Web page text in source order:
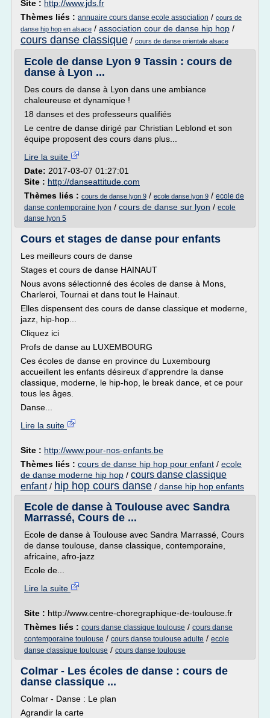
Site : http://www.jds.fr
Thèmes liés : annuaire cours danse ecole association / cours de
danse hip hop en alsace / association cour de danse hip hop /
cours danse classique / cours de danse orientale alsace
Ecole de danse Lyon 9 Tassin : cours de
danse à Lyon ...
Des cours de danse à Lyon dans une ambiance
chaleureuse et dynamique !
18 danses et des professeurs qualifiés
Le centre de danse dirigé par Christian Leblond et son
équipe proposent des cours dans plus...
Lire la suite
Date: 2017-03-07 01:27:01
Site : http://danseattitude.com
Thèmes liés : cours de danse lyon 9 / ecole danse lyon 9 / ecole de
danse contemporaine lyon / cours de danse sur lyon / ecole
danse lyon 5
Cours et stages de danse pour enfants
Les meilleurs cours de danse
Stages et cours de danse HAINAUT
Nous avons sélectionné des écoles de danse à Mons,
Charleroi, Tournai et dans tout le Hainaut.
Elles dispensent des cours de danse classique et moderne,
jazz, hip-hop...
Cliquez ici
Profs de danse au LUXEMBOURG
Ces écoles de danse en province du Luxembourg
accueillent les enfants désireux d'apprendre la danse
classique, moderne, le hip-hop, le break dance, et ce pour
tous les âges.
Danse...
Lire la suite
Site : http://www.pour-nos-enfants.be
Thèmes liés : cours de danse hip hop pour enfant / ecole
de danse moderne hip hop / cours danse classique
enfant/ hip hop cours danse / danse hip hop enfants
Ecole de danse à Toulouse avec Sandra
Marrassé, Cours de ...
Ecole de danse à Toulouse avec Sandra Marrassé, Cours
de danse toulouse, danse classique, contemporaine,
africaine, afro-jazz
Ecole de...
Lire la suite
Site : http://www.centre-choregraphique-de-toulouse.fr
Thèmes liés : cours danse classique toulouse / cours danse
contemporaine toulouse / cours danse toulouse adulte / ecole
danse classique toulouse / cours danse toulouse
Colmar - Les écoles de danse : cours de
danse classique ...
Colmar - Danse : Le plan
Agrandir la carte